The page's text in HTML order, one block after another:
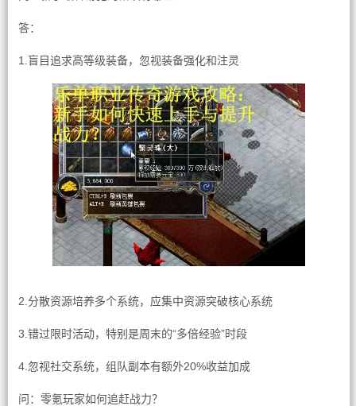
答：
1.盲目追求高等级装备，忽视装备强化和注灵
2.分散资源培养多个系统，应集中资源突破核心系统
3.错过限时活动，特别是周末的“多倍经验”时段
4.忽视社交系统，组队副本有额外20%收益加成
问：零氪玩家如何追赶战力？